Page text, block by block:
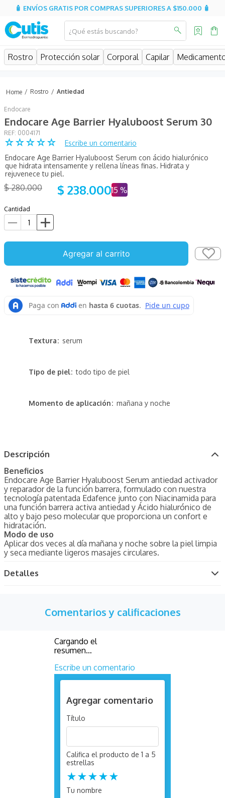
🧴 ENVÍOS GRATIS POR COMPRAS SUPERIORES A $150.000 🧴
¿Qué estás buscando?
Rostro Protección solar Corporal Capilar
Rostro Antiedad
Endocare
Endocare Age Barrier Hyaluboost Serum 30
: 0004171
☆☆☆☆☆
Escribe un comentario
Endocare Age Barrier Hyaluboost Serum con ácido hialurónico
que hidrata intensamente y rellena líneas finas. Hidrata y
rejuvenece tu piel.
$ 280.000 $ 238.00015 %
Cantidad
Agregar al carrito
Tipo de piel todo tipo de piel
Textura serum
Momento de aplicación mañana y noche
Descripción
Beneficios
Endocare Age Barrier Hyaluboost Serum antiedad activador
y reparador de la función barrera, formulado con nuestra
tecnología patentada Edafence junto con Niacinamida para
una función barrera activa antiedad y Ácido hialurónico de
alto y bajo peso molecular que proporciona un confort e
hidratación.
Modo de uso
Aplicar dos veces al día mañana y noche sobre la piel limpia
y seca mediante ligeros masajes circulares.
Detalles
Comentarios y calificaciones
Cargando el
resumen…
Escribe un comentario
Agregar comentario
Título
Califica el producto de 1 a 5
estrellas
★★★★★
Tu nombre
MÁS BUSCADOS
posay